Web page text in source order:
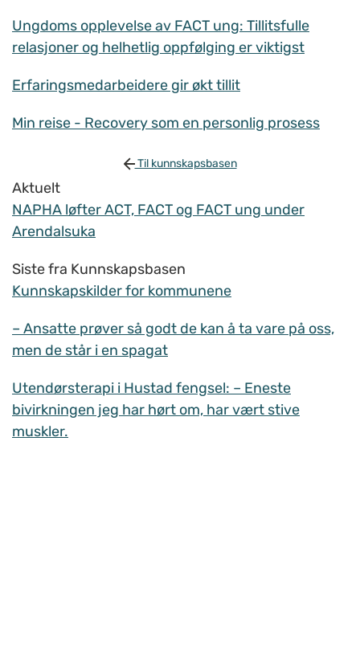
Ungdoms opplevelse av FACT ung: Tillitsfulle
relasjoner og helhetlig oppfølging er viktigst
Erfaringsmedarbeidere gir økt tillit
Min reise - Recovery som en personlig prosess
Til kunnskapsbasen
Aktuelt
NAPHA løfter ACT, FACT og FACT ung under
Arendalsuka
Siste fra Kunnskapsbasen
Kunnskapskilder for kommunene
– Ansatte prøver så godt de kan å ta vare på oss,
men de står i en spagat
Utendørsterapi i Hustad fengsel: – Eneste
bivirkningen jeg har hørt om, har vært stive
muskler.